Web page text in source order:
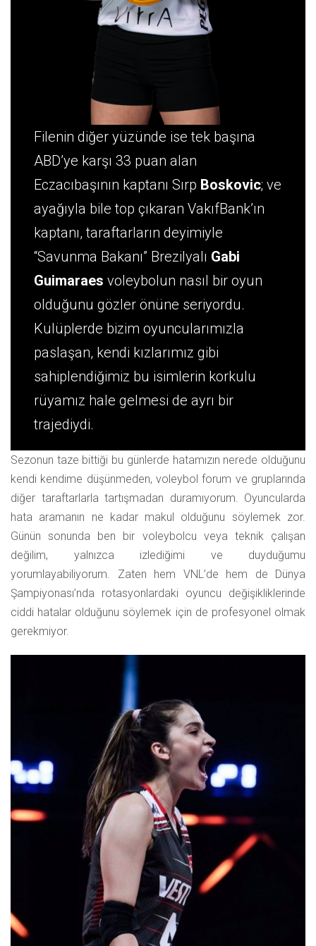
Filenin diğer yüzünde ise tek başına
ABD’ye karşı 33 puan alan
Eczacıbaşının kaptanı Sırp Boskovic; ve
ayağıyla bile top çıkaran VakıfBank’ın
kaptanı, taraftarların deyimiyle
“Savunma Bakanı” Brezilyalı Gabi
Guimaraes voleybolun nasıl bir oyun
olduğunu gözler önüne seriyordu.
Kulüplerde bizim oyuncularımızla
paslaşan, kendi kızlarımız gibi
sahiplendiğimiz bu isimlerin korkulu
rüyamız hale gelmesi de ayrı bir
trajediydi.
Sezonun taze bittiği bu günlerde hatamızın nerede olduğunu
kendi kendime düşünmeden, voleybol forum ve gruplarında
diğer taraftarlarla tartışmadan duramıyorum. Oyuncularda
hata aramanın ne kadar makul olduğunu söylemek zor.
Günün sonunda ben bir voleybolcu veya teknik çalışan
değilim, yalnızca izlediğimi ve duyduğumu
yorumlayabiliyorum. Zaten hem VNL’de hem de Dünya
Şampiyonası’nda rotasyonlardaki oyuncu değişikliklerinde
ciddi hatalar olduğunu söylemek için de profesyonel olmak
gerekmiyor.